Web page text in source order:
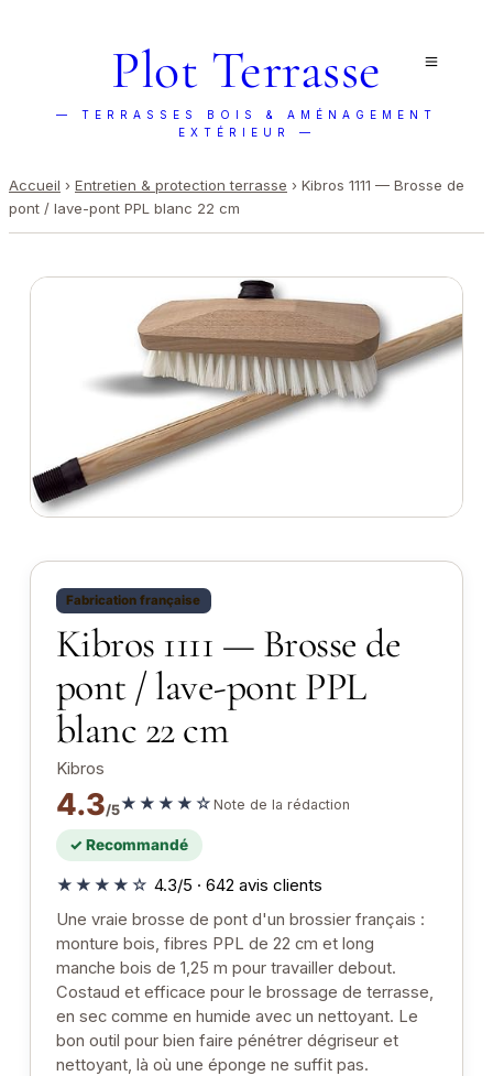
Plot Terrasse
— TERRASSES BOIS & AMÉNAGEMENT
EXTÉRIEUR —
Accueil › Entretien & protection terrasse › Kibros 1111 — Brosse de
pont / lave-pont PPL blanc 22 cm
Fabrication française
Kibros 1111 — Brosse de
pont / lave-pont PPL
blanc 22 cm
Kibros
4.3/5★★★★☆ Note de la rédaction
✓ Recommandé
★★★★☆ 4.3/5 · 642 avis clients
Une vraie brosse de pont d'un brossier français :
monture bois, fibres PPL de 22 cm et long
manche bois de 1,25 m pour travailler debout.
Costaud et efficace pour le brossage de terrasse,
en sec comme en humide avec un nettoyant. Le
bon outil pour bien faire pénétrer dégriseur et
nettoyant, là où une éponge ne suffit pas.